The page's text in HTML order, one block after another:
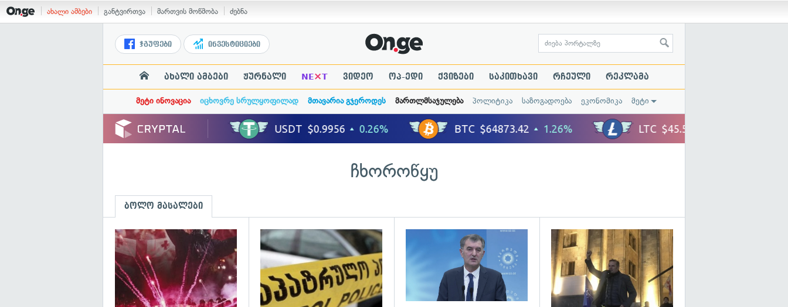
ახალი ამბები განტვირთვა მართვის მოწმობა ძებნა
ჯგუფები ინვესტიციები
ახალი ამბები ჟურნალი NE×T ვიდეო ოპ-ედი ქვიზები საკითხავი რჩეული რეკლამა
მეტი ინოვაცია იცხოვრე სრულყოფილად მთავარია გჯეროდეს მართლმსაჯულება პოლიტიკა საზოგადოება ეკონომიკა მეტი
ჩხოროწყუ
ბოლო მასალები
გადახედვა გადახედვა